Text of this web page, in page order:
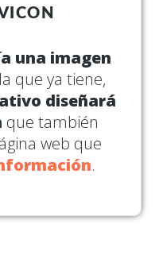
una imagen
que ya tiene,
diseñará
que también
web que
.